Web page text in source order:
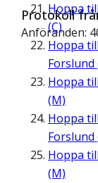
Hoppa till
(C)
Hoppa till
Forslund
Hoppa till
(M)
Hoppa till
Forslund
Hoppa till
(M)
Protokoll
Anföranden: